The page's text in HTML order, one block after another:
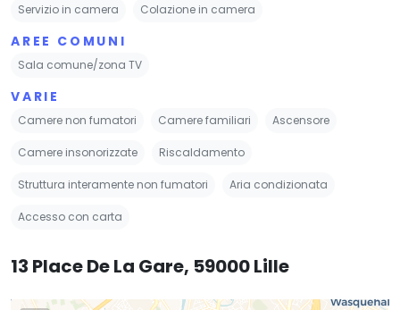
Servizio in camera Colazione in camera
AREE COMUNI
Sala comune/zona TV
VARIE
Camere non fumatori Camere familiari Ascensore
Camere insonorizzate Riscaldamento
Struttura interamente non fumatori Aria condizionata
Accesso con carta
13 Place De La Gare, 59000 Lille